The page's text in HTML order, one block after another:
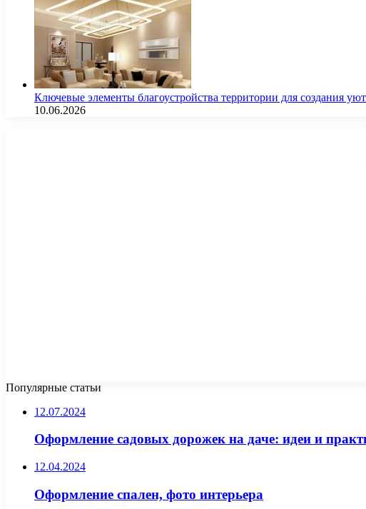
Ключевые элементы благоустройства территории для создания
10.06.2026
Популярные статьи
12.07.2024
Оформление садовых дорожек на даче: идеи и
12.04.2024
Оформление спален, фото интерьера